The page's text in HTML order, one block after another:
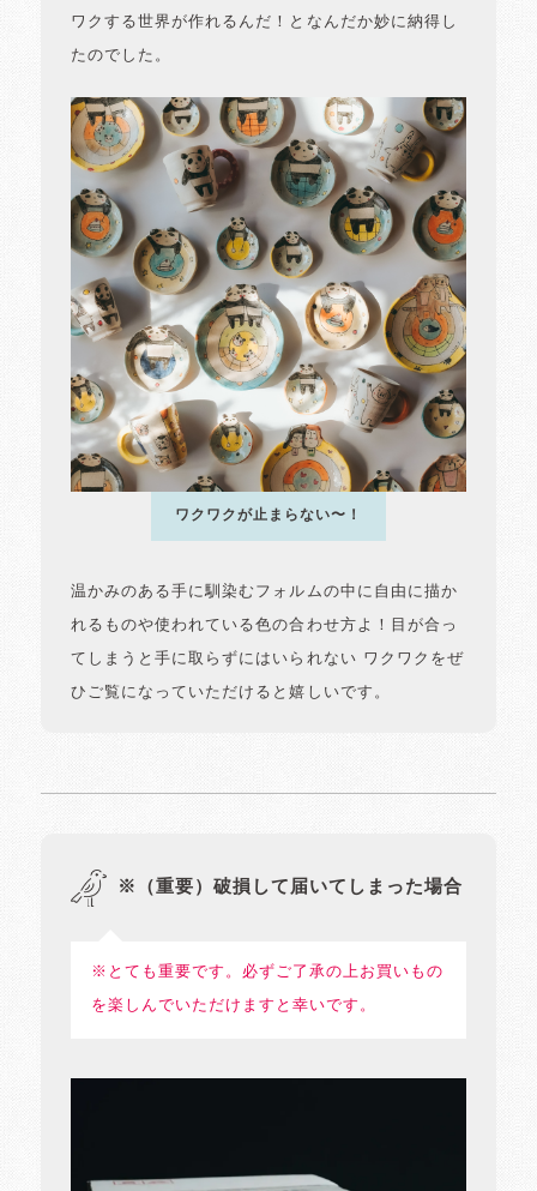
ワクする世界が作れるんだ！となんだか妙に納得し
たのでした。
ワクワクが止まらない〜！
温かみのある手に馴染むフォルムの中に自由に描か
れるものや使われている色の合わせ方よ！目が合っ
てしまうと手に取らずにはいられない ワクワクをぜ
ひご覧になっていただけると嬉しいです。
※（重要）破損して届いてしまった場合
※とても重要です。必ずご了承の上お買いもの
を楽しんでいただけますと幸いです。